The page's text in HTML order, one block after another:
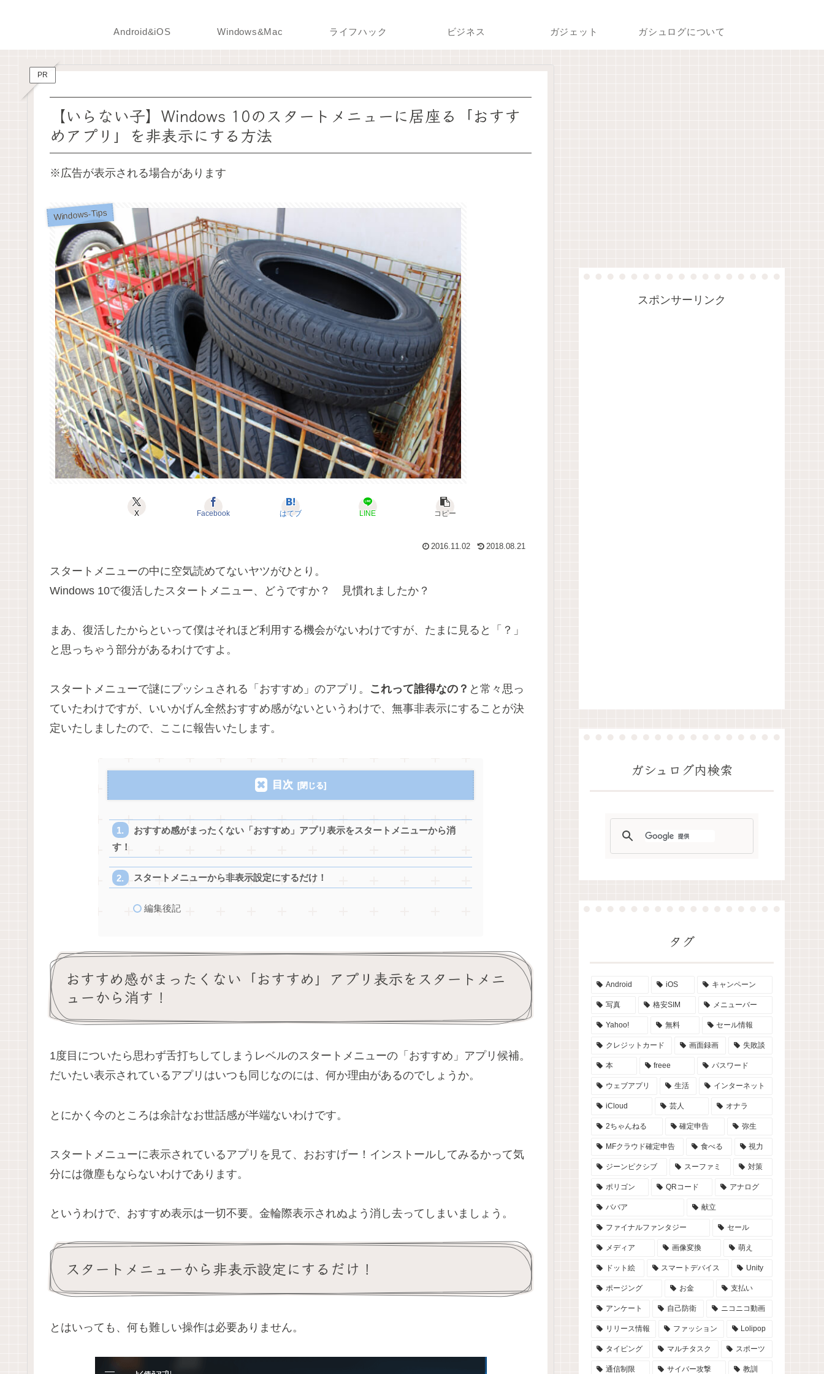
Android&iOS Windows&Mac ライフハック ビジネス ガジェット ガシュログについて
PR
【いらない子】Windows 10のスタートメニューに居座る「おすす
めアプリ」を非表示にする方法
※広告が表示される場合があります
Windows-Tips
X Facebook はてブ LINE コピー
2016.11.02 2018.08.21
スタートメニューの中に空気読めてないヤツがひとり。
Windows 10で復活したスタートメニュー、どうですか？ 見慣れましたか？
まあ、復活したからといって僕はそれほど利用する機会がないわけですが、たまに見ると「？」
と思っちゃう部分があるわけですよ。
スタートメニューで謎にプッシュされる「おすすめ」のアプリ。 これって誰得なの？ と常々思っ
ていたわけですが、いいかげん全然おすすめ感がないというわけで、無事非表示にすることが決
定いたしましたので、ここに報告いたします。
目次
おすすめ感がまったくない「おすすめ」アプリ表示をスタートメニューから消
す！
スタートメニューから非表示設定にするだけ！
編集後記
おすすめ感がまったくない「おすすめ」アプリ表示をスタートメニ
ューから消す！
1度目についたら思わず舌打ちしてしまうレベルのスタートメニューの「おすすめ」アプリ候補。
だいたい表示されているアプリはいつも同じなのには、何か理由があるのでしょうか。
とにかく今のところは余計なお世話感が半端ないわけです。
スタートメニューに表示されているアプリを見て、おおすげー！インストールしてみるかって気
分には微塵もならないわけであります。
というわけで、おすすめ表示は一切不要。金輪際表示されぬよう消し去ってしまいましょう。
スタートメニューから非表示設定にするだけ！
とはいっても、何も難しい操作は必要ありません。
スポンサーリンク
ガシュログ内検索
タグ
Android iOS キャンペーン
写真 格安SIM メニューバー
Yahoo! 無料 セール情報
クレジットカード 画面録画 失敗談
本 freee パスワード
ウェブアプリ 生活 インターネット
iCloud 芸人 オナラ
2ちゃんねる 確定申告 弥生
MFクラウド確定申告 食べる 視力
ジーンピクシブ スーファミ 対策
ポリゴン QRコード アナログ
ババア 献立
ファイナルファンタジー セール
メディア 画像変換 萌え
ドット絵 スマートデバイス Unity
ポージング お金 支払い
アンケート 自己防衛 ニコニコ動画
リリース情報 ファッション Lolipop
タイピング マルチタスク スポーツ
通信制限 サイバー攻撃 教訓